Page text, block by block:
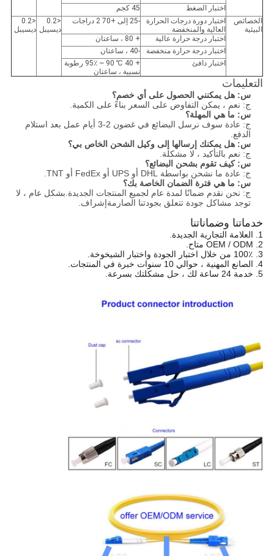
اختبار الضغط
45 كجم
الخصائص
البيئية
اختبار دورة درجات الحرارة
العالية والمنخفضة
-25 إلى +70 2 دراجات
<0.2
ديسيبل
<0.2
ديسيبل
اختبار درجة حرارة عالية
+ 80 ، ساعتان
اختبار درجة حرارة منخفضة
-40 ، ساعتان
اختبار دافئ
+ 40 ℃ 90 ~ 95٪ رطوبة
نسبية ، ساعتان
التعليمات
س: هل يمكنني الحصول على أي خصم؟
ج: نعم ، يمكن التفاوض على السعر بناءً على الكمية.
س: ما هي المهلة؟
ج: عادة سوف نرسل البضائع في غضون 2-3 أيام عمل بعد استلام
الدفع.
س: هل يمكنك إرسالها إلى وكيل الشحن الخاص بي؟
ج: نعم بالتأكيد ، لا مشكلة.
س:كيف تقوم بشحن البضائع؟
ج: عادة ما نشحن بواسطة DHL أو UPS أو FedEx أو TNT.
س: ما هي فترة الضمان الخاصة بك؟
ج: نحن نقدم ضمانًا لمدة عام لجميع المنتجات الجديدة.بشكل عام ، لا
توجد مشاكل جودة تتعلق بجودتنا الصارمةإشراف.
خدماتنا وضماناتنا
1. العلامة التجارية الجديدة.
2. OEM / ODM متاح.
3. 100٪ من خلال اختبار الجودة واختبار الشيخوخة.
4. الصانع المهنية ، حوالي 10 سنوات خبرة في المنتجات.
5. خدمة 24 ساعة لك ، حل مشكلتك بسرعة.